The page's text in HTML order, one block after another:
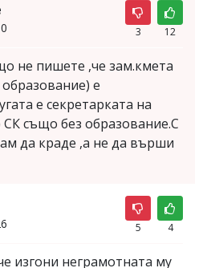
3 12
не пишете ,че зам.кмета
е
е секретарката на
също без образование.С
да краде ,а не да върши
5 4
изгони неграмотната му